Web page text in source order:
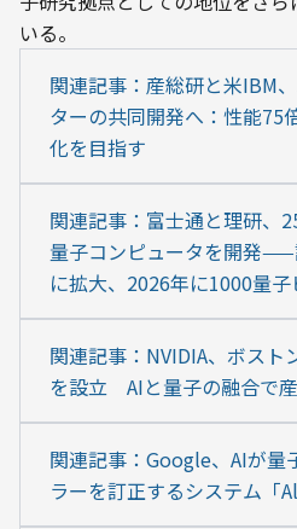
いる。
関連記事：産総研と米IBM
ターの共同開発へ：性能75
化を目指す
関連記事：富士通と理研、
量子コンピュータを開発
に拡大、2026年に1000量
関連記事：NVIDIA、ボスト
を設立　AIと量子の融合で
関連記事：Google、AIが量
ラーを訂正するシステム「